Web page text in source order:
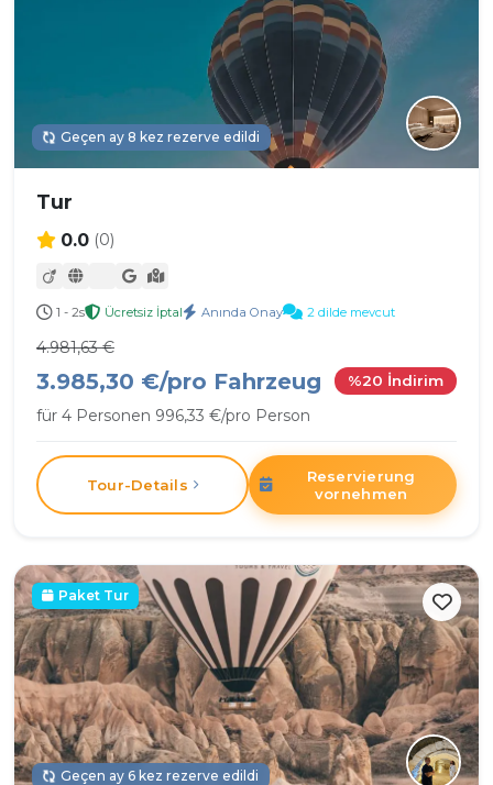
Geçen ay 8 kez rezerve edildi
Tur
0.0 (0)
1 - 2s Ücretsiz İptal Anında Onay 2 dilde mevcut
4.981,63 €
3.985,30 €/pro Fahrzeug
für 4 Personen 996,33 €/pro Person
%20 İndirim
Tour-Details
Reservierung
vornehmen
Paket Tur
Geçen ay 6 kez rezerve edildi